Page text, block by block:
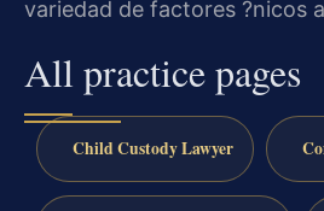
variedad de factores ?nicos
All practice pages
Child Custody Lawyer